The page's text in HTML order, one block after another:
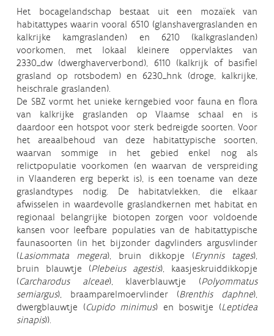
Het bocagelandschap bestaat uit een mozaïek van
habitattypes waarin vooral 6510 (glanshavergraslanden en
kalkrijke kamgraslanden) en 6210 (kalkgraslanden)
voorkomen, met lokaal kleinere oppervlaktes van
2330_dw (dwerghaververbond), 6110 (kalkrijk of basifiel
grasland op rotsbodem) en 6230_hnk (droge, kalkrijke,
heischrale graslanden).
De SBZ vormt het unieke kerngebied voor fauna en flora
van kalkrijke graslanden op Vlaamse schaal en is
daardoor een hotspot voor sterk bedreigde soorten. Voor
het areaalbehoud van deze habitattypische soorten,
waarvan sommige in het gebied enkel nog als
relictpopulatie voorkomen (en waarvan de verspreiding
in Vlaanderen erg beperkt is), is een toename van deze
graslandtypes nodig. De habitatvlekken, die elkaar
afwisselen in waardevolle graslandkernen met habitat en
regionaal belangrijke biotopen zorgen voor voldoende
kansen voor leefbare populaties van de habitattypische
faunasoorten (in het bijzonder dagvlinders argusvlinder
(Lasiommata megera), bruin dikkopje (Erynnis tages),
bruin blauwtje (Plebeius agestis), kaasjeskruiddikkopje
(Carcharodus alceae), klaverblauwtje (Polyommatus
semiargus), braamparelmoervlinder (Brenthis daphne),
dwergblauwtje (Cupido minimus) en boswitje (Leptidea
sinapis)).